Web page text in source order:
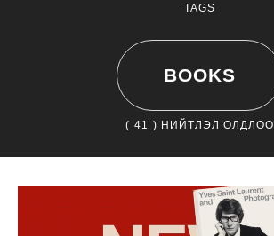
TAGS
BOOKS
( 41 ) НИЙТЛЭЛ ОЛДЛОО